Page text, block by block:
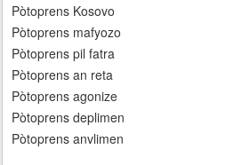
Pòtoprens Kosovo
Pòtoprens mafyozo
Pòtoprens pil fatra
Pòtoprens an reta
Pòtoprens agonize
Pòtoprens deplimen
Pòtoprens anvlimen